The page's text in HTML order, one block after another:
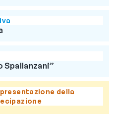
Spallanzani”
della